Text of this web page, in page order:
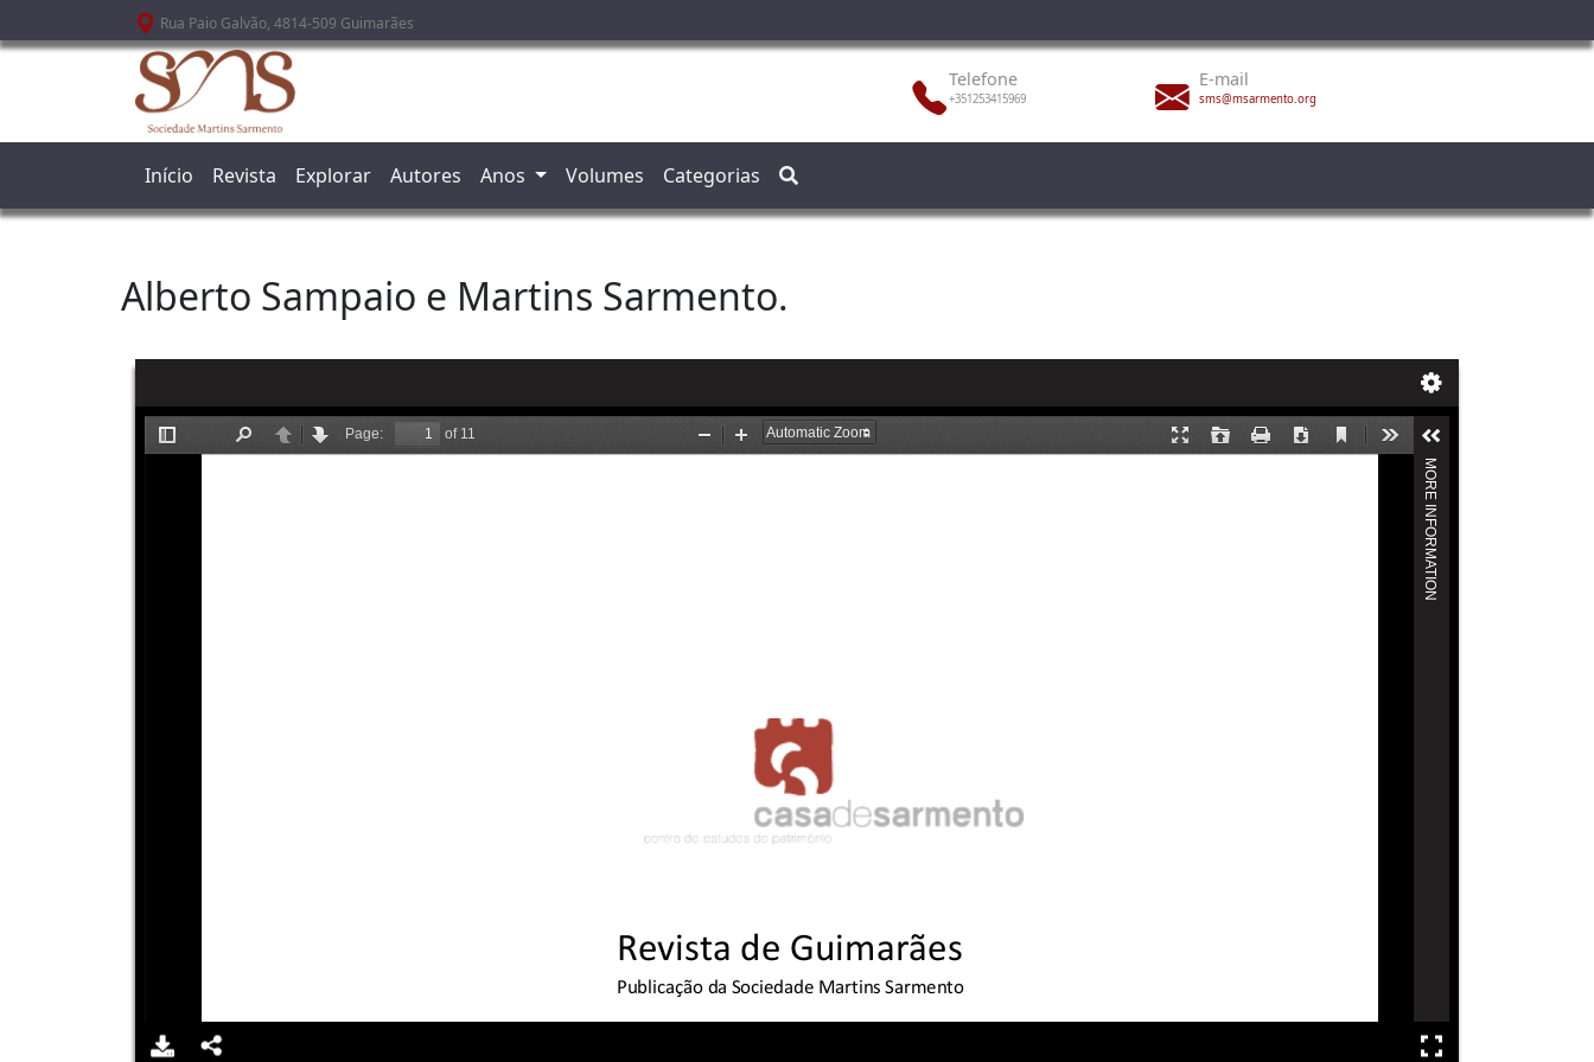
Passar para o conteúdo principal
Rua Paio Galvão, 4814-509 Guimarães
Telefone
+351253415969
E-mail
sms@msarmento.org
Início Revista Explorar Autores Anos Volumes Categorias
Alberto Sampaio e Martins Sarmento.